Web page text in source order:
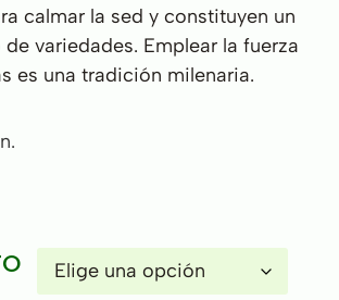
calmar la sed y constituyen un
variedades. Emplear la fuerza
es una tradición milenaria.